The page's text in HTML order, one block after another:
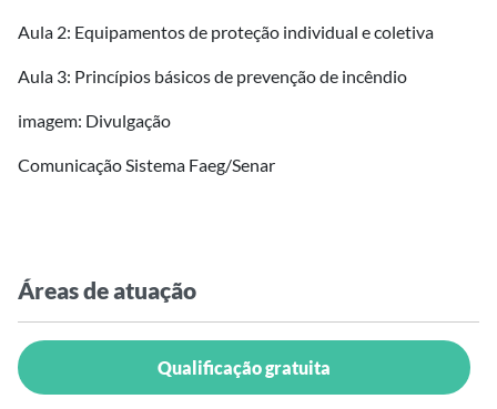
Aula 2: Equipamentos de proteção individual e coletiva
Aula 3: Princípios básicos de prevenção de incêndio
imagem: Divulgação
Comunicação Sistema Faeg/Senar
Áreas de atuação
Qualificação gratuita